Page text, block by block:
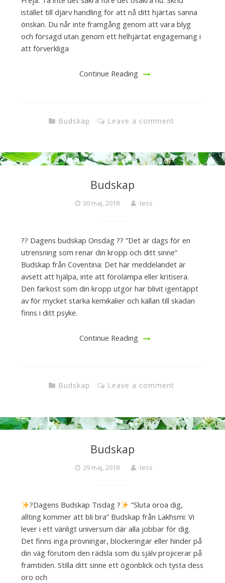
istället till djärv handling för att nå ditt hjärtas sanna
önskan. Du når inte framgång genom att vara blyg
och försagd utan genom ett helhjärtat engagemang i
att förverkliga
Continue Reading
Budskap Leave a comment
Budskap
30 maj, 2018 tess
?? Dagens budskap Onsdag ?? ”Det är dags för en
utrensning som renar din kropp och ditt sinne”
Budskap från Coventina: Det här meddelandet är
avsett att hjälpa, inte att förolämpa eller kritisera.
Den farkost som din kropp utgör har blivit igentäppt
av för mycket starka kemikalier och källan till skadan
finns i ditt psyke.
Continue Reading
Budskap Leave a comment
Budskap
29 maj, 2018 tess
?Dagens Budskap Tisdag ?
”Sluta oroa dig,
allting kommer att bli bra” Budskap från Lakhsmi: Vi
lever i ett vänligt universum där alla jobbar för dig.
Det finns inga prövningar, blockeringar eller hinder på
din väg förutom den rädsla som du själv projicerar på
framtiden. Stilla ditt sinne ett ögonblick och tysta dess
oro och